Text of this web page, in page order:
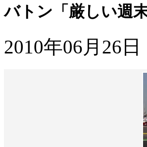
バトン「厳しい週
2010年06月26日